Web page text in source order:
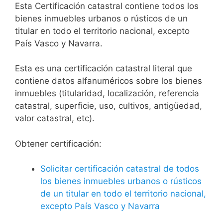
Esta Certificación catastral contiene todos los
bienes inmuebles urbanos o rústicos de un
titular en todo el territorio nacional, excepto
País Vasco y Navarra.
Esta es una certificación catastral literal que
contiene datos alfanuméricos sobre los bienes
inmuebles (titularidad, localización, referencia
catastral, superficie, uso, cultivos, antigüedad,
valor catastral, etc).
Obtener certificación:
Solicitar certificación catastral de todos
los bienes inmuebles urbanos o rústicos
de un titular en todo el territorio nacional,
excepto País Vasco y Navarra